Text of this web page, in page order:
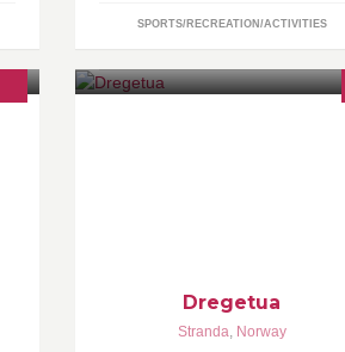
SPORTS/RECREATION/ACTIVITIES
Dregetua
Stranda, Norway